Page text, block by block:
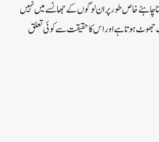
چاہئے خاص طور پر ان لوگوں کے جھانسے میں نہیں
جھوٹ ہوتا ہے اور اس کا حقیقت سے کوئی تعلق